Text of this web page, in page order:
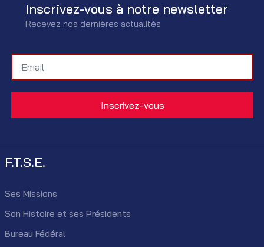
Inscrivez-vous à notre newsletter
Recevez nos dernières actualités
F.T.S.E.
Ses Missions
Son Histoire et ses Présidents
Bureau Fédéral